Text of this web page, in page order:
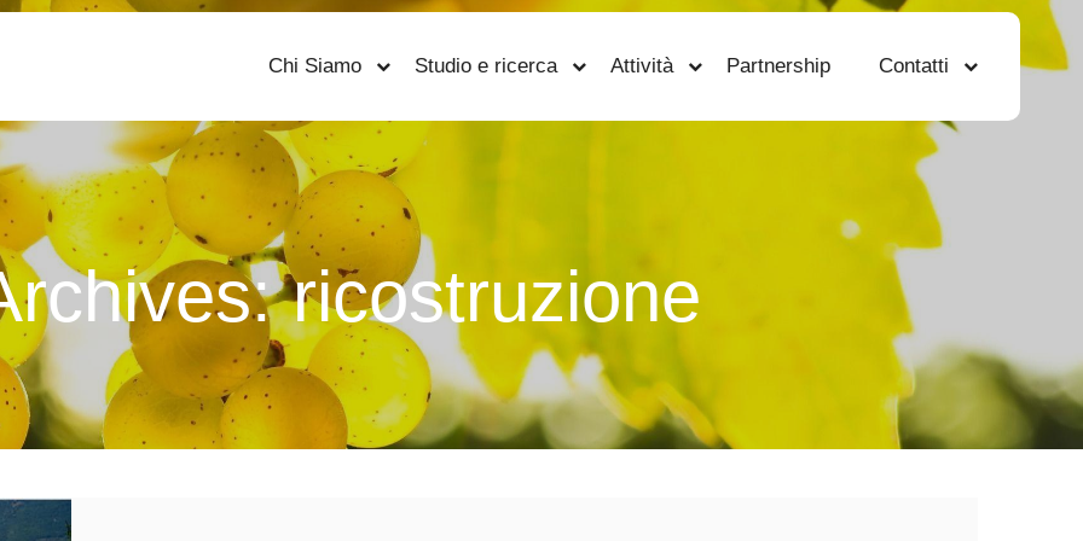
Chi Siamo Studio e ricerca Attività Partnership Contatti
ricostruzione